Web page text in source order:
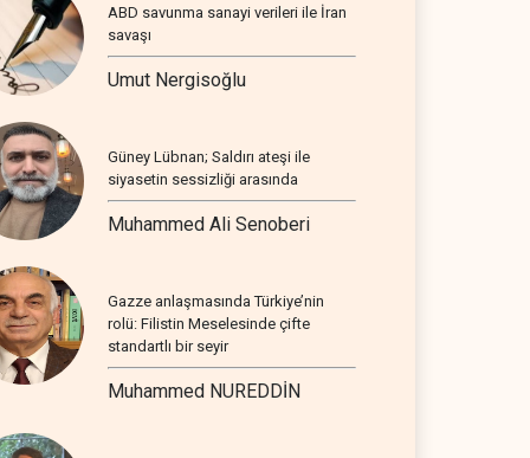
ABD savunma sanayi verileri ile İran
savaşı
Umut Nergisoğlu
Güney Lübnan; Saldırı ateşi ile
siyasetin sessizliği arasında
Muhammed Ali Senoberi
Gazze anlaşmasında Türkiye’nin
rolü: Filistin Meselesinde çifte
standartlı bir seyir
Muhammed NUREDDİN